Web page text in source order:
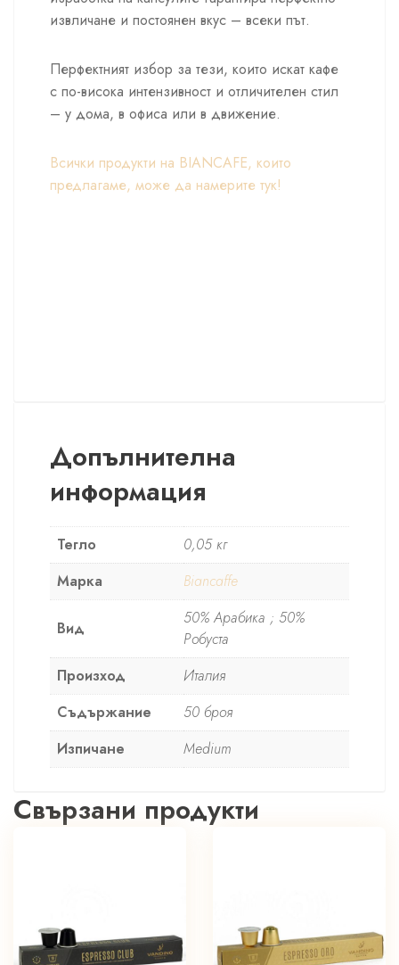
извличане и постоянен вкус – всеки път.
Перфектният избор за тези, които искат кафе
с по-висока интензивност и отличителен стил
– у дома, в офиса или в движение.
Всички продукти на BIANCAFE, които
предлагаме, може да намерите тук!
Допълнителна
информация
Тегло
0,05 кг
Марка
Biancaffe
Вид
50% Арабика ; 50%
Робуста
Произход
Италия
Съдържание
50 броя
Изпичане
Medium
Свързани продукти